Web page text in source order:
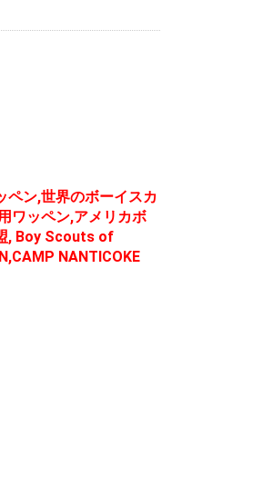
ペン,世界のボーイスカ
ワッペン,アメリカボ
, Boy Scouts of
NANTICOKE